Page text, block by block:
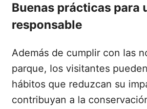
Buenas prácticas para
responsable
Además de cumplir con las
parque, los visitantes
hábitos que reduzcan su
contribuyan a la